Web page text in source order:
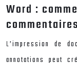
Word :
L’impression de
annotations peut